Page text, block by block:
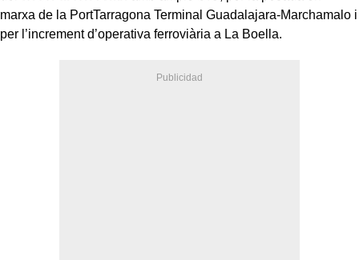
marxa de la PortTarragona Terminal Guadalajara-Marchamalo i
per l’increment d’operativa ferroviària a La Boella.